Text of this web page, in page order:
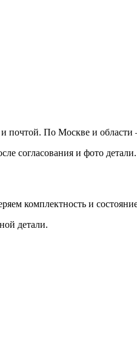
По Москве и области
согласования и фото детали.
комплектность и
детали.